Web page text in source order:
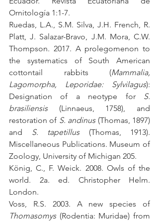
Ornitología 1:1-7.
Ruedas, L.A., S.M. Silva, J.H. French, R.
Platt, J. Salazar-Bravo, J.M. Mora, C.W.
Thompson. 2017. A prolegomenon to
the systematics of South American
cottontail rabbits (Mammalia,
Lagomorpha, Leporidae: Sylvilagus):
Designation of a neotype for S.
brasiliensis (Linnaeus, 1758), and
restoration of S. andinus (Thomas, 1897)
and S. tapetillus (Thomas, 1913).
Miscellaneous Publications. Museum of
Zoology, University of Michigan 205.
König, C., F. Weick. 2008. Owls of the
world. 2a. ed. Christopher Helm.
London.
Thomasomys (Rodentia: Muridae) from